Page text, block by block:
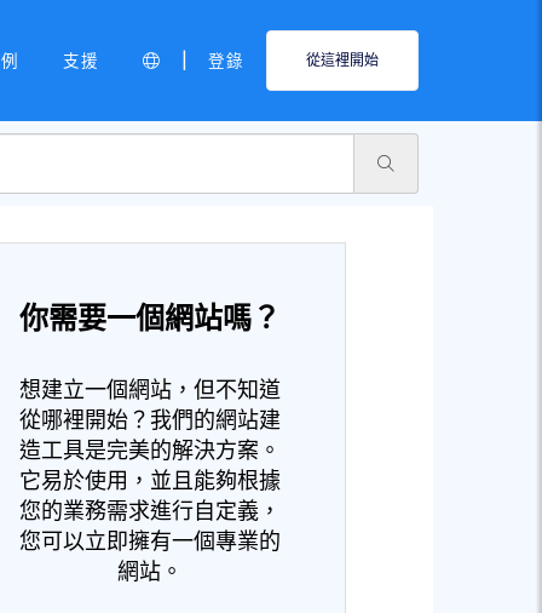
支援 登錄 從這裡開始
你需要一個網站嗎？
想建立一個網站，但不知道
從哪裡開始？我們的網站建
造工具是完美的解決方案。
它易於使用，並且能夠根據
您的業務需求進行自定義，
您可以立即擁有一個專業的
網站。